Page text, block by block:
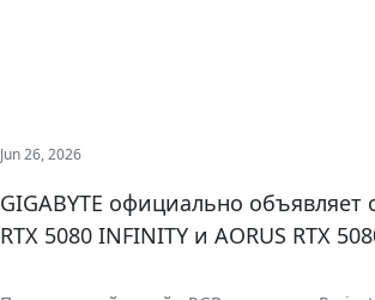
Jun 26, 2026
GIGABYTE официально объявляет
RTX 5080 INFINITY и AORUS RTX